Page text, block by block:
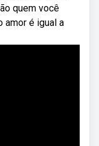
quem você
amor é igual a